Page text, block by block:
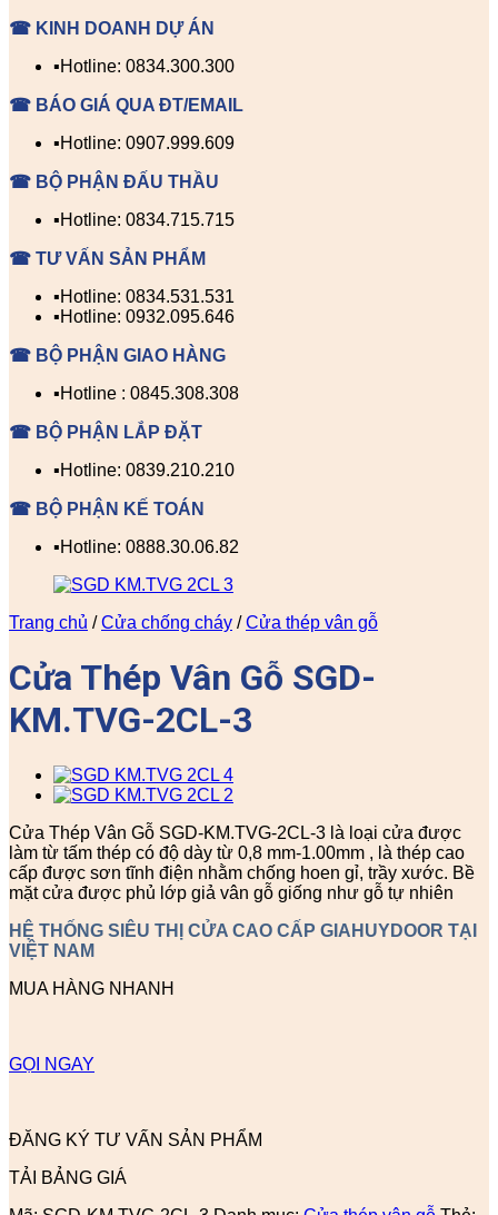
☎ KINH DOANH DỰ ÁN
▪️Hotline: 0834.300.300
☎ BÁO GIÁ QUA ĐT/EMAIL
▪️Hotline: 0907.999.609
☎ BỘ PHẬN ĐẤU THẦU
▪️Hotline: 0834.715.715
☎ TƯ VẤN SẢN PHẨM
▪️Hotline: 0834.531.531
▪️Hotline: 0932.095.646
☎ BỘ PHẬN GIAO HÀNG
▪️Hotline : 0845.308.308
☎ BỘ PHẬN LẮP ĐẶT
▪️Hotline: 0839.210.210
☎ BỘ PHẬN KẾ TOÁN
▪️Hotline: 0888.30.06.82
Trang chủ / Cửa chống cháy / Cửa thép vân gỗ
Cửa Thép Vân Gỗ SGD-
KM.TVG-2CL-3
Cửa Thép Vân Gỗ SGD-KM.TVG-2CL-3 là loại cửa được
làm từ tấm thép có độ dày từ 0,8 mm-1.00mm , là thép cao
cấp được sơn tĩnh điện nhằm chống hoen gỉ, trầy xước. Bề
mặt cửa được phủ lớp giả vân gỗ giống như gỗ tự nhiên
HỆ THỐNG SIÊU THỊ CỬA CAO CẤP GIAHUYDOOR TẠI
VIỆT NAM
MUA HÀNG NHANH
GỌI NGAY
ĐĂNG KÝ TƯ VẤN SẢN PHẨM
TẢI BẢNG GIÁ